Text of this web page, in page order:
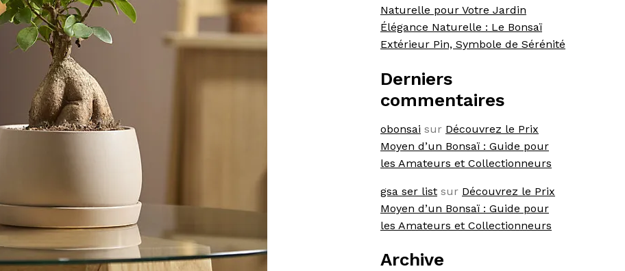
Naturelle pour Votre Jardin
Élégance Naturelle : Le Bonsaï
Extérieur Pin, Symbole de Sérénité
Derniers
commentaires
obonsai sur Découvrez le Prix
Moyen d’un Bonsaï : Guide pour
les Amateurs et Collectionneurs
gsa ser list sur Découvrez le Prix
Moyen d’un Bonsaï : Guide pour
les Amateurs et Collectionneurs
Archive